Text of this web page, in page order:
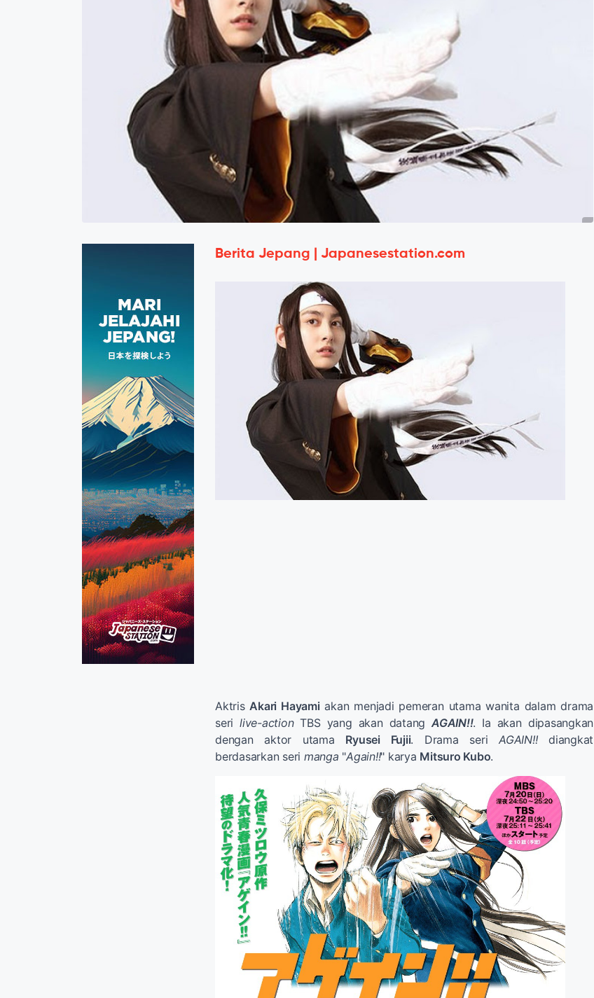
Berita Jepang | Japanesestation.com
AktrisAkari Hayami akan menjadi pemeran utama wanita dalam drama
serilive-actionTBS yang akan datangAGAIN!!. Ia akan dipasangkan
dengan aktor utama Ryusei Fujii. Drama seri AGAIN!!diangkat
berdasarkan seri manga "Again!!" karya Mitsuro Kubo.